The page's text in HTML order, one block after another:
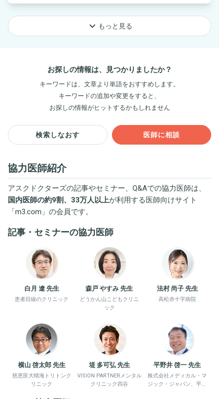
keyboard_arrow_down もっと見る
お探しの情報は、見つかりましたか？
キーワードは、文章より単語をおすすめします。
キーワードの追加や変更をすると、
お探しの情報がヒットするかもしれません
検索しなおす 医師に相談
協力医師紹介
アスクドクターズの記事やセミナー、Q&Aでの協力医師は、
国内医師の約9割、33万人以上が利用する医師向けサイト
「m3.com 」の会員です。
記事・セミナーの協力医師
白月 遼 先生
患者目線のクリニック
森戸 やすみ 先生
どうかん山こどもクリニ
ック
法村 尚子 先生
高松赤十字病院
横山 啓太郎 先生
慈恵医大晴海トリトンク
リニック
堤 多可弘 先生
VISION PARTNERメンタル
クリニック四谷
平野井 啓一 先生
株式会社メディカル・マ
ジック・ジャパン、平野